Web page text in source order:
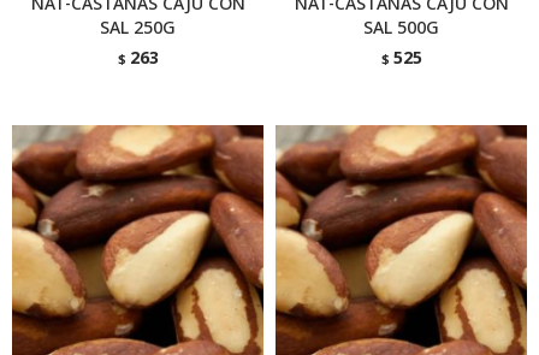
SAL 250G
$ 263
SAL 500G
$ 525